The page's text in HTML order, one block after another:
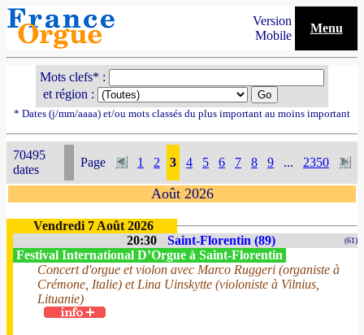
Version
Mobile
Menu
Mots clefs* :
et région :
* Dates (j/mm/aaaa) et/ou mots classés du plus important au moins important
70495
dates
Page 1 2 3 4 5 6 7 8 9 ... 2350
Août 2026
Vendredi 7 Août 2026
20:30
Saint-Florentin (89) (61)
Festival International D’Orgue à Saint-Florentin
Concert d'orgue et violon avec Marco Ruggeri (organiste à
Crémone, Italie) et Lina Uinskytte (violoniste à Vilnius,
Lituanie)